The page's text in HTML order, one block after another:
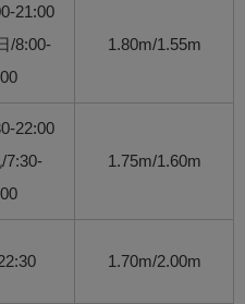
21:00
/8:00-
1.80m/1.55m
22:00
7:30-
1.75m/1.60m
1.70m/2.00m